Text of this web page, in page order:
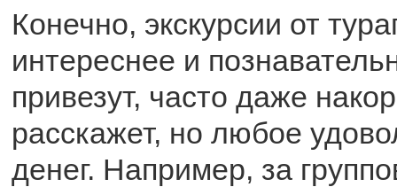
Конечно, экскурсии от
интереснее и
привезут, часто даже
расскажет, но любое
денег. Например, за